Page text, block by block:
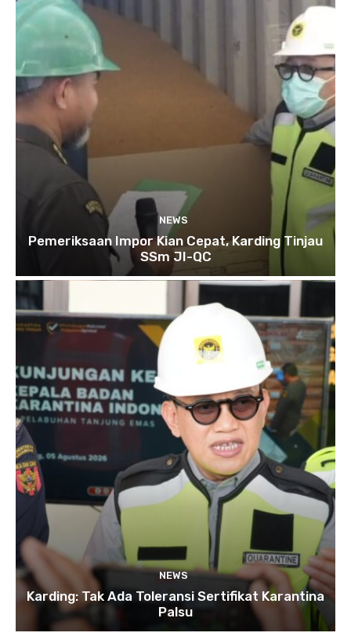
NEWS
Pemeriksaan Impor Kian Cepat, Karding Tinjau
SSm JI-QC
NEWS
Karding: Tak Ada Toleransi Sertifikat Karantina
Palsu